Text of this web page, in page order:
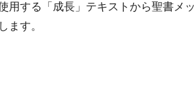
用する「成長」テキストから聖書メッ
ます。